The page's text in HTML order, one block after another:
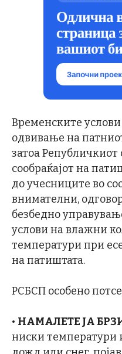
Временските услови
одвивање на
затоа Републичкиот
сообраќајот на
до учесниците во
внимателни,
безбедно
услови на влажни
температури при
на патиштата.
РСБСП особено
• НАМАЛЕТЕ ЈА
ниски температури